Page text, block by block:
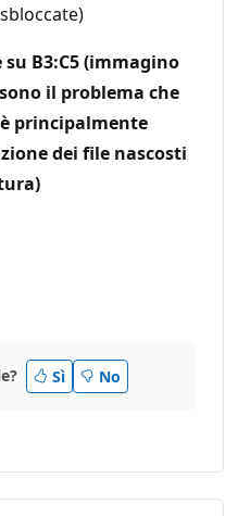
B3:C5 (immagino
il problema che
principalmente
dei file nascosti
Sì No